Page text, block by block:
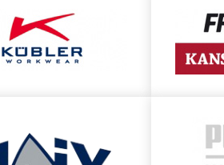
lebensmittelzugelassen
✔ Schützt vor wasserlöslichen
✔ HACCP-konform, mineralölfrei
✔ Schnell einziehend &
NUTRI SAFE Hautschutzcreme
silikonfrei & HACCP-konform.